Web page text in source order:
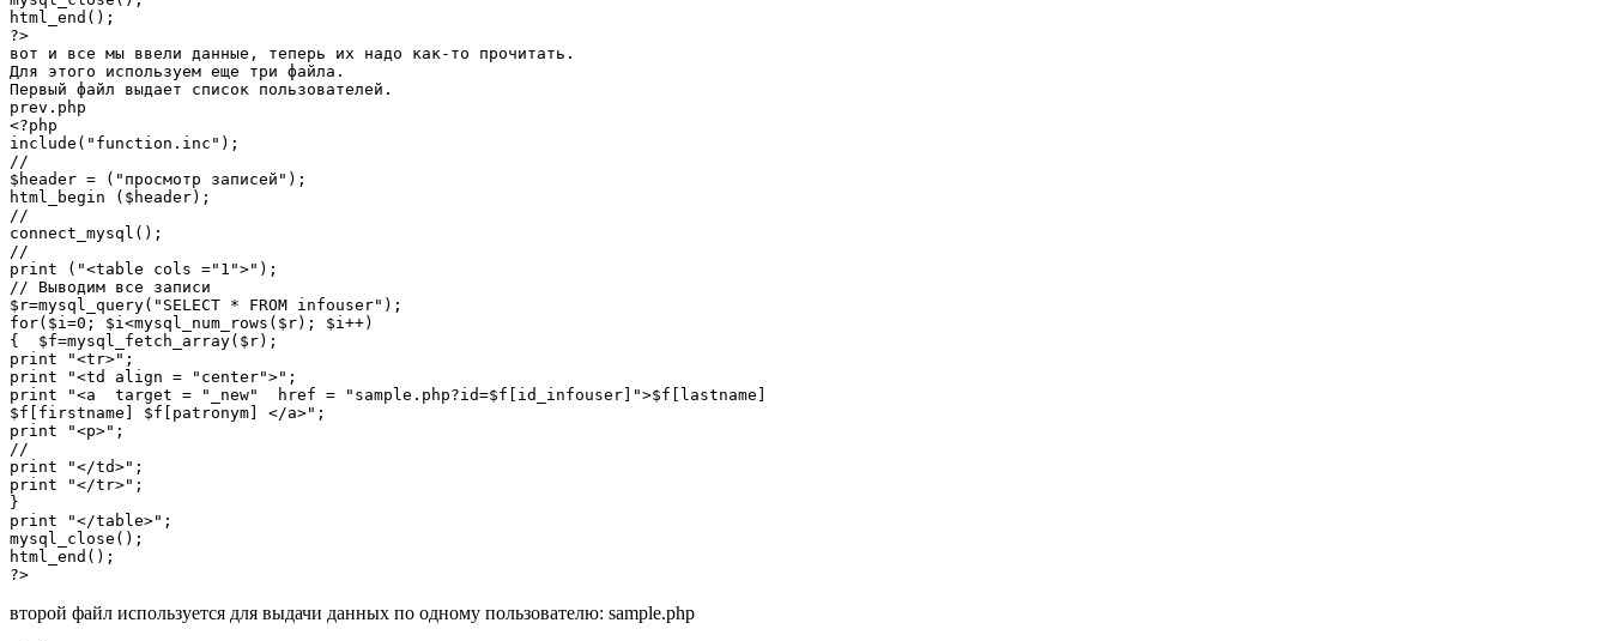
html_end();
?>
вот и все мы ввели данные, теперь их надо как-то прочитать.
Для этого используем еще три файла.
Первый файл выдает список пользователей.
prev.php
<?php
include("function.inc");
//
$header = ("просмотр записей");
html_begin ($header);
//
connect_mysql();
//
print ("<table cols ="1">");
// Выводим все записи
$r=mysql_query("SELECT * FROM infouser");
for($i=0; $i<mysql_num_rows($r); $i++)
{  $f=mysql_fetch_array($r);
print "<tr>";
print "<td align = "center">";
print "<a  target = "_new"  href = "sample.php?id=$f[id_infouser]">$f[lastname]
$f[firstname] $f[patronym] </a>";
print "<p>";
//
print "</td>";
print "</tr>";
}
print "</table>";
mysql_close();
html_end();
второй файл используется для выдачи данных по одному пользователю: sample.php